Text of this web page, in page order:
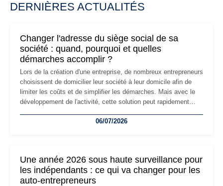
DERNIÈRES ACTUALITÉS
Changer l'adresse du siège social de sa
société : quand, pourquoi et quelles
démarches accomplir ?
Lors de la création d'une entreprise, de nombreux entrepreneurs
choisissent de domicilier leur société à leur domicile afin de
limiter les coûts et de simplifier les démarches. Mais avec le
développement de l'activité, cette solution peut rapidement
professionnels, recrutement, image de marque… Le
06/07/2026
Une année 2026 sous haute surveillance pour
les indépendants : ce qui va changer pour les
auto-entrepreneurs